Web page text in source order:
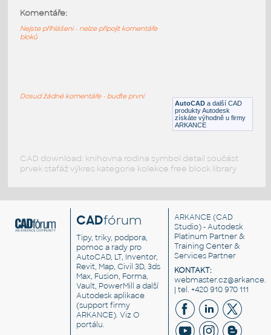
DWG _Různé-Jiné
RFA Počítače AutoCAD a další CAD
produkty Autodesk
získáte výhodně u firmy
ARKANCE
Komentáře:
Nejste přihlášeni - nelze připojit komentáře
bloků
Dosud žádné komentáře - buďte první
CAD download: knihovna rodina symbol detail součást
prvek stafáž výkres kategorie kolekce free block library
CADfórum
Tipy, triky, podpora,
pomoc a rady pro
AutoCAD, LT, Inventor,
Revit, Map, Civil 3D, 3ds
Max, Fusion, Forma,
Vault, PowerMill a další
Autodesk aplikace
(support firmy
ARKANCE). VizO
portálu.
ARKANCE (CAD
Studio) - Autodesk
Platinum Partner &
Training Center &
Services Partner
KONTAKT:
| tel. +420 910 970 111